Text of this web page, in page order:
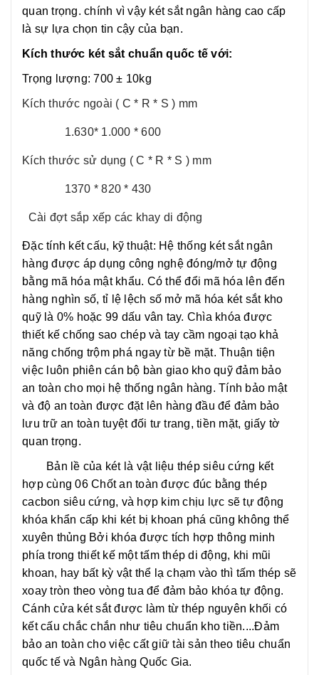
quan trọng. chính vì vậy két sắt ngân hàng cao cấp
là sự lựa chọn tin cậy của bạn.
Kích thước két sắt chuẩn quốc tế với:
Trọng lượng: 700 ± 10kg
Kích thước ngoài ( C * R * S ) mm
1.630* 1.000 * 600
Kích thước sử dụng ( C * R * S ) mm
1370 * 820 * 430
Cài đợt sắp xếp các khay di động
Đặc tính kết cấu, kỹ thuật: Hệ thống két sắt ngân
hàng được áp dụng công nghệ đóng/mở tự động
bằng mã hóa mật khẩu. Có thể đổi mã hóa lên đến
hàng nghìn số, tỉ lệ lệch số mở mã hóa két sắt kho
quỹ là 0% hoặc 99 dấu vân tay. Chìa khóa được
thiết kế chống sao chép và tay cầm ngoại tạo khả
năng chống trộm phá ngay từ bề mặt. Thuận tiện
việc luôn phiên cán bộ bàn giao kho quỹ đảm bảo
an toàn cho mọi hệ thống ngân hàng. Tính bảo mật
và độ an toàn được đặt lên hàng đầu để đảm bảo
lưu trữ an toàn tuyệt đối tư trang, tiền mặt, giấy tờ
quan trọng.
Bản lề của két là vật liệu thép siêu cứng kết
hợp cùng 06 Chốt an toàn được đúc bằng thép
cacbon siêu cứng, và hợp kim chịu lực sẽ tự động
khóa khẩn cấp khi két bị khoan phá cũng không thể
xuyên thủng Bởi khóa được tích hợp thông minh
phía trong thiết kế một tấm thép di động, khi mũi
khoan, hay bất kỳ vật thể lạ chạm vào thì tấm thép sẽ
xoay tròn theo vòng tua để đảm bảo khóa tự động.
Cánh cửa két sắt được làm từ thép nguyên khối có
kết cấu chắc chắn như tiêu chuẩn kho tiền....Đảm
bảo an toàn cho việc cất giữ tài sản theo tiêu chuẩn
quốc tế và Ngân hàng Quốc Gia.